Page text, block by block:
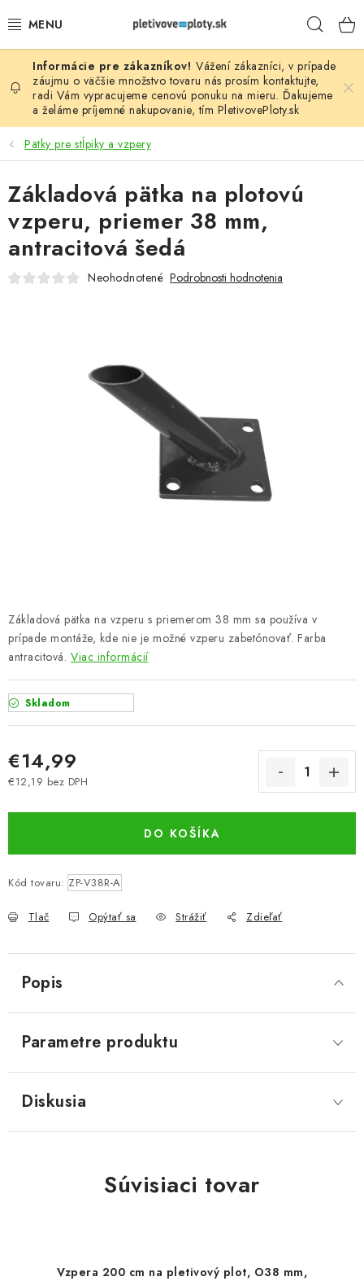
na
PLOTOVÉ PANELY
PLETIVO
STĹPIKY
PODHRABOVÉ DOSKY
BRÁNY A BRÁNKY
GABIÓNY (PLOTY, KOŠE)
VYVÝŠENÉ ZÁHONY
AKCIA - MIERNE POŠKODENÝ TOVAR
Vážení zákazníci, v prípade
záujmu o väčšie množstvo tovaru nás prosím kontaktujte,
radi Vám vypracujeme cenovú ponuku na mieru. Ďakujeme
a želáme príjemné nakupovanie, tím PletivovePloty.sk
Pätky pre stĺpiky a vzpery
Základová pätka na vzperu s priemerom 38 mm sa používa v
prípade montáže, kde nie je možné vzperu zabetónovať. Farba
antracitová. Viac informácií
Skladom
€14,99
€12,19 bez DPH
DO KOŠÍKA
Kód tovaru: ZP-V38R-A
Tlač Opýtať sa Strážiť Zdieľať
Základová pätka na plotovú
vzperu, priemer 38 mm,
antracitová šedá
Neohodnotené Podrobnosti hodnotenia
Popis
Parametre produktu
Diskusia
Súvisiaci tovar
Vzpera 200 cm na pletivový plot, O38 mm,